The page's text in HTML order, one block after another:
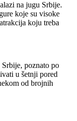
na jugu Srbije.
koje su visoke
koju treba
Srbije, poznato po
u šetnji pored
od brojnih